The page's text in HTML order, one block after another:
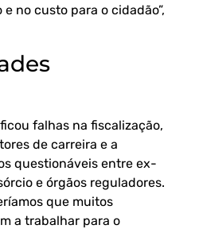
no custo para o cidadão”,
falhas na fiscalização,
de carreira e a
questionáveis entre ex-
e órgãos reguladores.
que muitos
a trabalhar para o